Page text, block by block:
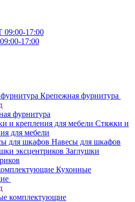
17:00
17:00
Крепежная фурнитура
фурнитура
Стяжки и
для мебели
Навесы для шкафов
Заглушки
Кухонные
комплектующие